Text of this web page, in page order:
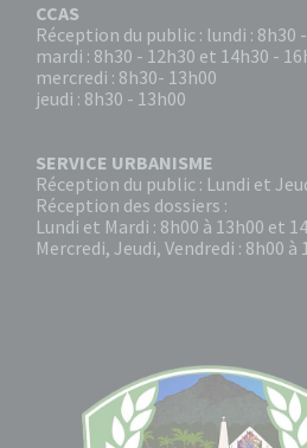
CCAS
Réception du public : lundi : 8h30
mardi : 8h30 - 12h30 et 14h30 -
mercredi : 8h30- 13h00
jeudi : 8h30 - 13h00
SERVICE URBANISME
Réception du public : Lundi et
Réception des dossiers :
Lundi et Mardi : 8h00 à 13h00 et
Mercredi, Jeudi, Vendredi : 8h00 à